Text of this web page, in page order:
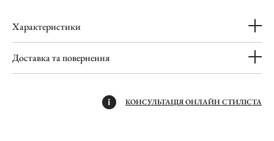
Характеристики
Доставка та повернення
КОНСУЛЬТАЦІЯ ОНЛАЙН СТИЛІСТА